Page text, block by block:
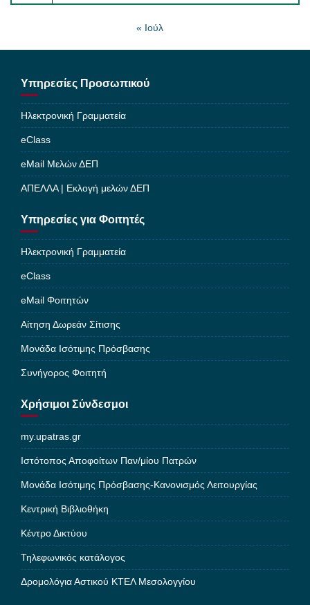
« Ιούλ
Υπηρεσίες Προσωπικού
Ηλεκτρονική Γραμματεία
eClass
eMail Μελών ΔΕΠ
ΑΠΕΛΛΑ | Εκλογή μελών ΔΕΠ
Υπηρεσίες για Φοιτητές
Ηλεκτρονική Γραμματεία
eClass
eMail Φοιτητών
Αίτηση Δωρεάν Σίτισης
Μονάδα Ισότιμης Πρόσβασης
Συνήγορος Φοιτητή
Χρήσιμοι Σύνδεσμοι
my.upatras.gr
Ιστότοπος Αποφοίτων Παν/μίου Πατρών
Μονάδα Ισότιμης Πρόσβασης-Κανονισμός Λειτουργίας
Κεντρική Βιβλιοθήκη
Κέντρο Δικτύου
Τηλεφωνικός κατάλογος
Δρομολόγια Αστικού ΚΤΕΛ Μεσολογγίου